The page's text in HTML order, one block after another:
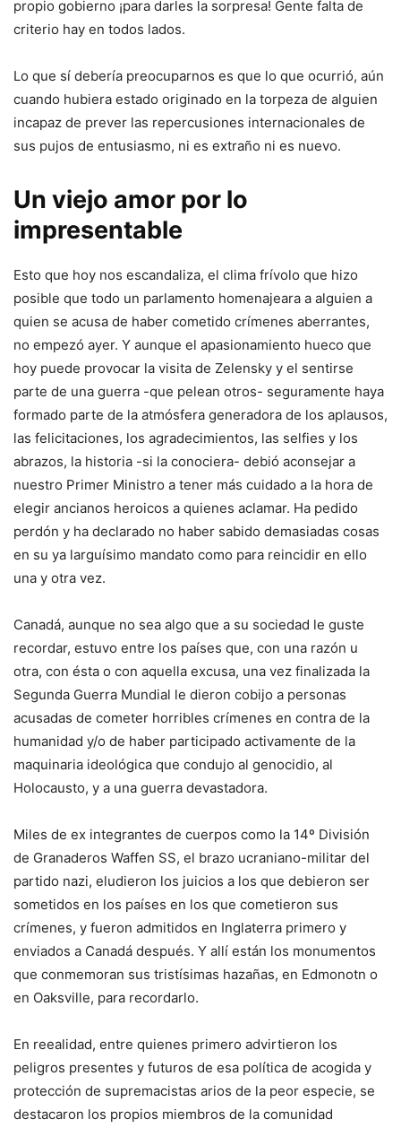
propio gobierno ¡para darles la sorpresa! Gente falta de
criterio hay en todos lados.
Lo que sí debería preocuparnos es que lo que ocurrió, aún
cuando hubiera estado originado en la torpeza de alguien
incapaz de prever las repercusiones internacionales de
sus pujos de entusiasmo, ni es extraño ni es nuevo.
Un viejo amor por lo
impresentable
Esto que hoy nos escandaliza, el clima frívolo que hizo
posible que todo un parlamento homenajeara a alguien a
quien se acusa de haber cometido crímenes aberrantes,
no empezó ayer. Y aunque el apasionamiento hueco que
hoy puede provocar la visita de Zelensky y el sentirse
parte de una guerra -que pelean otros- seguramente haya
formado parte de la atmósfera generadora de los aplausos,
las felicitaciones, los agradecimientos, las selfies y los
abrazos, la historia -si la conociera- debió aconsejar a
nuestro Primer Ministro a tener más cuidado a la hora de
elegir ancianos heroicos a quienes aclamar. Ha pedido
perdón y ha declarado no haber sabido demasiadas cosas
en su ya larguísimo mandato como para reincidir en ello
una y otra vez.
Canadá, aunque no sea algo que a su sociedad le guste
recordar, estuvo entre los países que, con una razón u
otra, con ésta o con aquella excusa, una vez finalizada la
Segunda Guerra Mundial le dieron cobijo a personas
acusadas de cometer horribles crímenes en contra de la
humanidad y/o de haber participado activamente de la
maquinaria ideológica que condujo al genocidio, al
Holocausto, y a una guerra devastadora.
Miles de ex integrantes de cuerpos como la 14º División
de Granaderos Waffen SS, el brazo ucraniano-militar del
partido nazi, eludieron los juicios a los que debieron ser
sometidos en los países en los que cometieron sus
crímenes, y fueron admitidos en Inglaterra primero y
enviados a Canadá después. Y allí están los monumentos
que conmemoran sus tristísimas hazañas, en Edmonotn o
en Oaksville, para recordarlo.
En reealidad, entre quienes primero advirtieron los
peligros presentes y futuros de esa política de acogida y
protección de supremacistas arios de la peor especie, se
destacaron los propios miembros de la comunidad